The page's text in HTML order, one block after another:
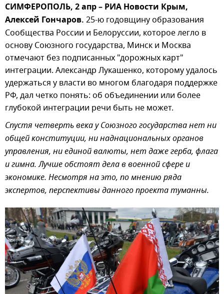
СИМФЕРОПОЛЬ, 2 апр – РИА Новости Крым,
Алексей Гончаров. 25-ю годовщину образования
Сообщества России и Белоруссии, которое легло в
основу Союзного государства, Минск и Москва
отмечают без подписанных "дорожных карт"
интеграции. Александр Лукашенко, которому удалось
удержаться у власти во многом благодаря поддержке
РФ, дал четко понять: об объединении или более
глубокой интеграции речи быть не может.
Спустя четверть века у Союзного государства нет ни
общей конституции, ни наднациональных органов
управления, ни единой валюты, нет даже герба, флага
и гимна. Лучше обстоят дела в военной сфере и
экономике. Несмотря на это, по мнению ряда
экспертов, перспективы данного проекта туманны.